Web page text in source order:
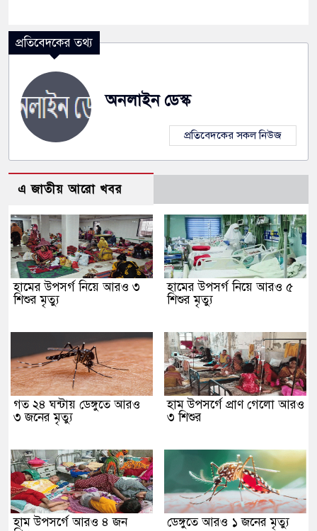
প্রতিবেদকের তথ্য
অনলাইন ডেস্ক
প্রতিবেদকের সকল নিউজ
এ জাতীয় আরো খবর
হামের উপসর্গ নিয়ে আরও ৩
শিশুর মৃত্যু
হামের উপসর্গ নিয়ে আরও ৫
শিশুর মৃত্যু
গত ২৪ ঘন্টায় ডেঙ্গুতে আরও
৩ জনের মৃত্যু
হাম উপসর্গে প্রাণ গেলো আরও
৩ শিশুর
হাম উপসর্গে আরও ৪ জন
ডেঙ্গুতে আরও ১ জনের মৃত্যু